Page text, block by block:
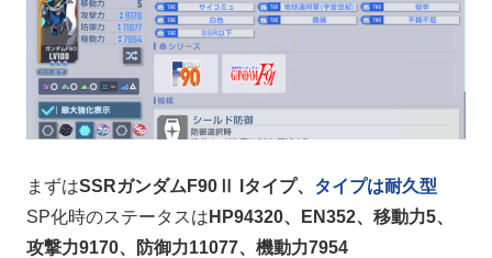
まずはSSRガンダムF90Ⅱ Iタイプ、 タイプは耐久型
SP化時のステータスは HP94320、EN352、移動力5、
攻撃力9170、防御力11077、機動力7954